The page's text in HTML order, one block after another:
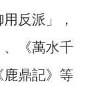
反派」，
、《萬水千
鼎記》等